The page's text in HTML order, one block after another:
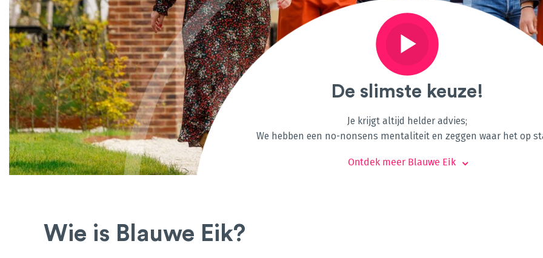
De slimste keuze!
Je krijgt altijd helder advies;
We hebben een no-nonsens mentaliteit en zeggen waar het op
Ontdek meer Blauwe Eik
Wie is Blauwe Eik?